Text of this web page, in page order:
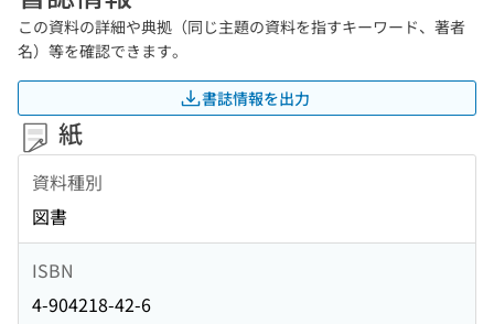
この資料の詳細や典拠（同じ主題の資料を指すキーワード、著者
名）等を確認できます。
書誌情報を出力
紙
資料種別
図書
ISBN
4-904218-42-6